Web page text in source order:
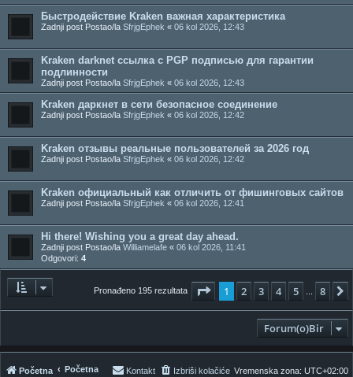
Быстродействие Kraken важная характеристика
Zadnji post Postao/la SfrjgEphek « 06 kol 2026, 12:43
Kraken darknet ссылка с PGP подписью для гарантии
подлинности
Zadnji post Postao/la SfrjgEphek « 06 kol 2026, 12:43
Kraken даркнет в сети безопасное соединение
Zadnji post Postao/la SfrjgEphek « 06 kol 2026, 12:42
Kraken отзывы реальные пользователей за 2026 год
Zadnji post Postao/la SfrjgEphek « 06 kol 2026, 12:42
Kraken официальный как отличить от фишинговых сайтов
Zadnji post Postao/la SfrjgEphek « 06 kol 2026, 12:41
Hi there! Wishing you a great day ahead.
Zadnji post Postao/la Williamelafe « 06 kol 2026, 11:41
Odgovori: 4
Pronađeno 195 rezultata Stranica: 1/
1 2 3 4 5 8
Forum(o)Bir
Početna Početna Vremenska zona: UTC+02:00
Izbriši kolačiće
Kontakt